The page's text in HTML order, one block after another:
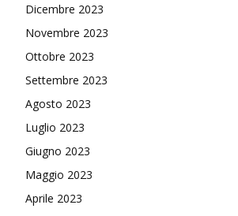
Dicembre 2023
Novembre 2023
Ottobre 2023
Settembre 2023
Agosto 2023
Luglio 2023
Giugno 2023
Maggio 2023
Aprile 2023